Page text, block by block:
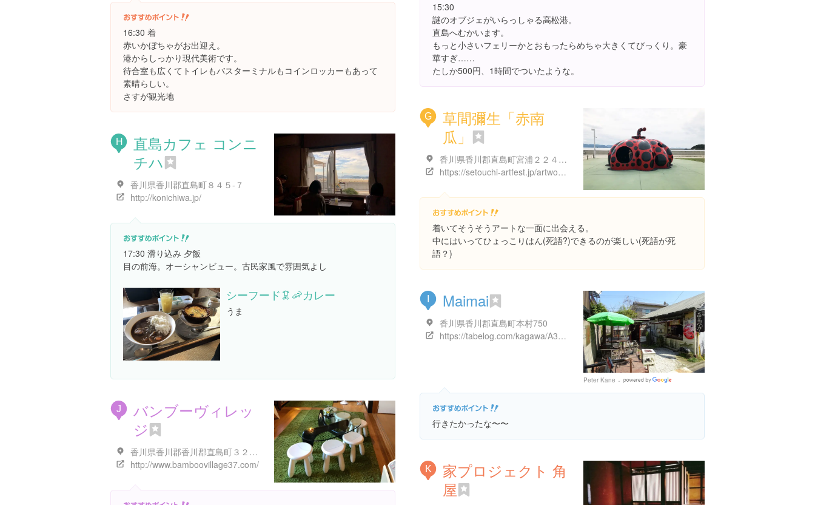
15:30
謎のオブジェがいらっしゃる高松港。
直島へむかいます。
もっと小さいフェリーかとおもったらめちゃ大きくてびっくり。豪
華すぎ……
たしか500円、1時間でついたような。
16:30 着
赤いかぼちゃがお出迎え。
港からしっかり現代美術です。
待合室も広くてトイレもバスターミナルもコインロッカーもあって
素晴らしい。
さすが観光地
G
草間彌生「赤南
瓜」
香川県香川郡直島町宮浦２２４９-４９
https://setouchi-artfest.jp/artworks-artists/artworks/naoshima/338.html
着いてそうそうアートな一面に出会える。
中にはいってひょっこりはん(死語?)できるのが楽しい(死語が死
語？)
H
直島カフェ コンニ
チハ
香川県香川郡直島町８４５-７
http://konichiwa.jp/
17:30 滑り込み 夕飯
目の前海。オーシャンビュー。古民家風で雰囲気よし
シーフード🦑🦐カレー
うま Maimai
香川県香川郡直島町本村750
https://tabelog.com/kagawa/A3701/A370103/37005337/
Peter Kane
Places
行きたかったな〜〜
J
バンブーヴィレッ
ジ
香川県香川郡香川郡直島町３２９９-２
http://www.bamboovillage37.com/
K
家プロジェクト 角
屋